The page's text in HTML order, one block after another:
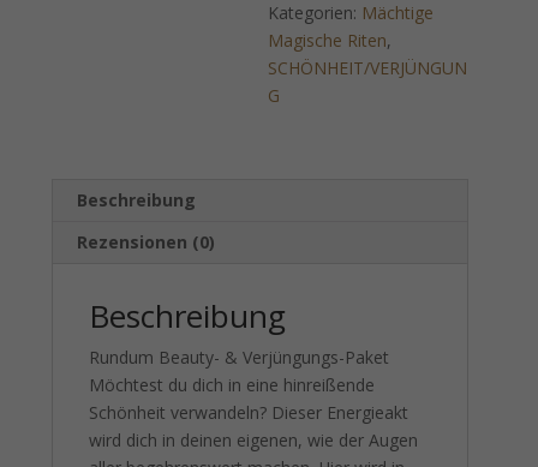
DER
VENUS
Menge
Kategorien: Mächtige
Magische Riten,
SCHÖNHEIT/VERJÜNGUN
G
Beschreibung
Rezensionen (0)
Beschreibung
Rundum Beauty- & Verjüngungs-Paket
Möchtest du dich in eine hinreißende
Schönheit verwandeln? Dieser Energieakt
wird dich in deinen eigenen, wie der Augen